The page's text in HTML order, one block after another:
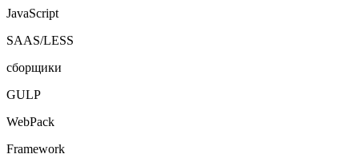
JavaScript
SAAS/LESS
сборщики
GULP
WebPack
Framework